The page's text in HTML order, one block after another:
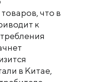
что в
к
в Китае,